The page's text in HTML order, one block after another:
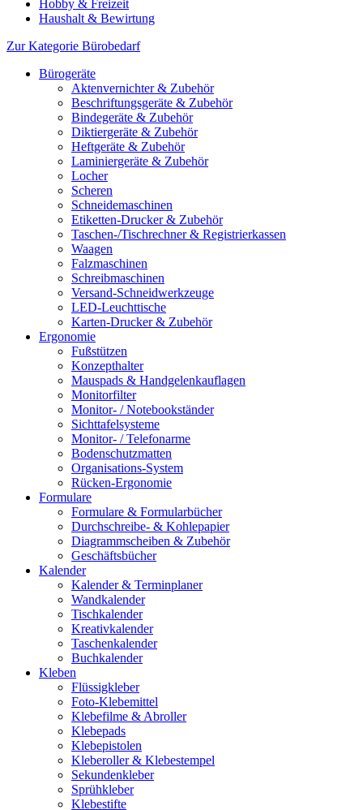
Hobby & Freizeit
Haushalt & Bewirtung
Zur Kategorie Bürobedarf
Bürogeräte
Aktenvernichter & Zubehör
Beschriftungsgeräte & Zubehör
Bindegeräte & Zubehör
Diktiergeräte & Zubehör
Heftgeräte & Zubehör
Laminiergeräte & Zubehör
Locher
Scheren
Schneidemaschinen
Etiketten-Drucker & Zubehör
Taschen-/Tischrechner & Registrierkassen
Waagen
Falzmaschinen
Schreibmaschinen
Versand-Schneidwerkzeuge
LED-Leuchttische
Karten-Drucker & Zubehör
Ergonomie
Fußstützen
Konzepthalter
Mauspads & Handgelenkauflagen
Monitorfilter
Monitor- / Notebookständer
Sichttafelsysteme
Monitor- / Telefonarme
Bodenschutzmatten
Organisations-System
Rücken-Ergonomie
Formulare
Formulare & Formularbücher
Durchschreibe- & Kohlepapier
Diagrammscheiben & Zubehör
Geschäftsbücher
Kalender
Kalender & Terminplaner
Wandkalender
Tischkalender
Kreativkalender
Taschenkalender
Buchkalender
Kleben
Flüssigkleber
Foto-Klebemittel
Klebefilme & Abroller
Klebepads
Klebepistolen
Kleberoller & Klebestempel
Sekundenkleber
Sprühkleber
Klebestifte